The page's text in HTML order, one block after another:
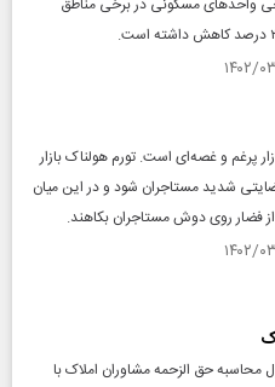
واحدهای مسکونی در برخی مناطق
پرغم و غصه‌ای است. تورم هولناک بازار
شدید مستاجران شود و در این میان
فضار روی دوش مستاجران بکاهند.
محاسبه حق‌ الزحمه مشاوران املاک با